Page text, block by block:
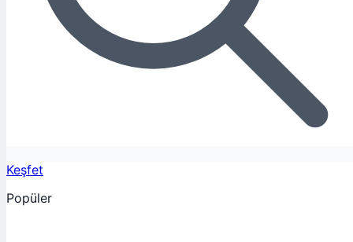
Keşfet
Popüler